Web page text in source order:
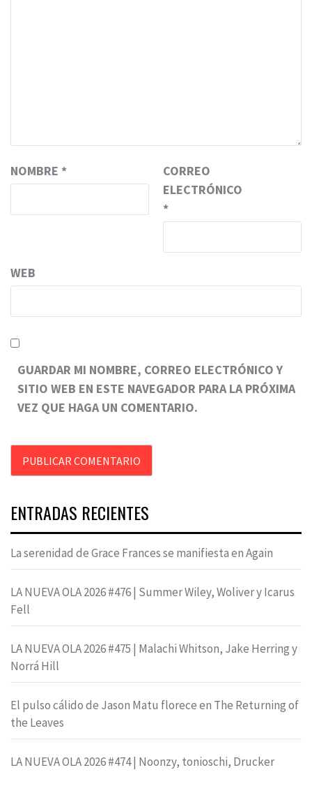
NOMBRE *
CORREO
ELECTRÓNICO
*
WEB
GUARDAR MI NOMBRE, CORREO ELECTRÓNICO Y
SITIO WEB EN ESTE NAVEGADOR PARA LA PRÓXIMA
VEZ QUE HAGA UN COMENTARIO.
ENTRADAS RECIENTES
La serenidad de Grace Frances se manifiesta en Again
LA NUEVA OLA 2026 #476 | Summer Wiley, Woliver y Icarus
Fell
LA NUEVA OLA 2026 #475 | Malachi Whitson, Jake Herring y
Norrá Hill
El pulso cálido de Jason Matu florece en The Returning of
the Leaves
LA NUEVA OLA 2026 #474 | Noonzy, tonioschi, Drucker